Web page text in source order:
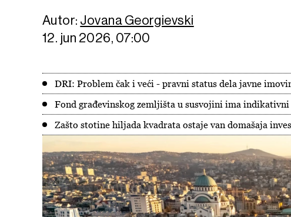
Autor: Jovana Georgievski
12. jun 2026, 07:00
DRI: Problem čak i veći - pravni status dela javne
Fond građevinskog zemljišta u susvojini ima
Zašto stotine hiljada kvadrata ostaje van domašaja